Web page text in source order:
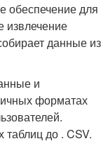
обеспечение для
извлечение
данные из
и
форматах
до . CSV.